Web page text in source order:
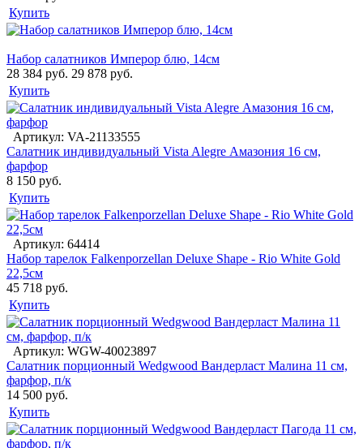
Купить
Набор салатников Имперор блю, 14см
28 384 руб. 29 878 руб.
Купить
Артикул: VA-21133555
Салатник индивидуальный Vista Alegre Амазония 16 см,
фарфор
8 150 руб.
Купить
Артикул: 64414
Набор тарелок Falkenporzellan Deluxe Shape - Rio White Gold
22,5см
45 718 руб.
Купить
Артикул: WGW-40023897
Салатник порционный Wedgwood Вандерласт Малина 11 см,
фарфор, п/к
14 500 руб.
Купить